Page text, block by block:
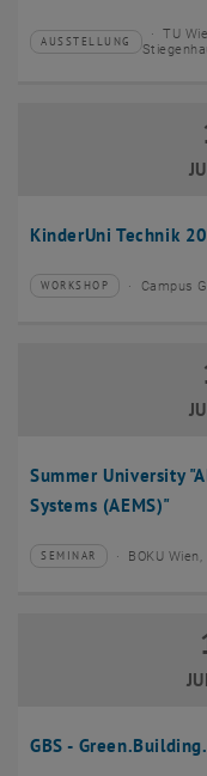
Veranstaltungstyp:
AUSSTELLUNG
Veranstaltungsort:
TU
KinderUni Technik
Veranstaltungstyp:
WORKSHOP
Veranstaltungsort:Campus
Summer University
Systems (AEMS)"
Veranstaltungstyp:
SEMINAR
Veranstaltungsort:BOKU
GBS -